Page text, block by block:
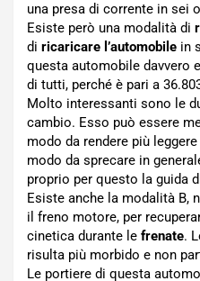
una presa di corrente in sei
Esiste però una modalità di
di ricaricare l’automobile in
questa automobile davvero
di tutti, perché è pari a
Molto interessanti sono le
cambio. Esso può essere
modo da rendere più
modo da sprecare in
proprio per questo la guida
Esiste anche la modalità B,
il freno motore, per
cinetica durante le frenate.
risulta più morbido e non
Le portiere di questa